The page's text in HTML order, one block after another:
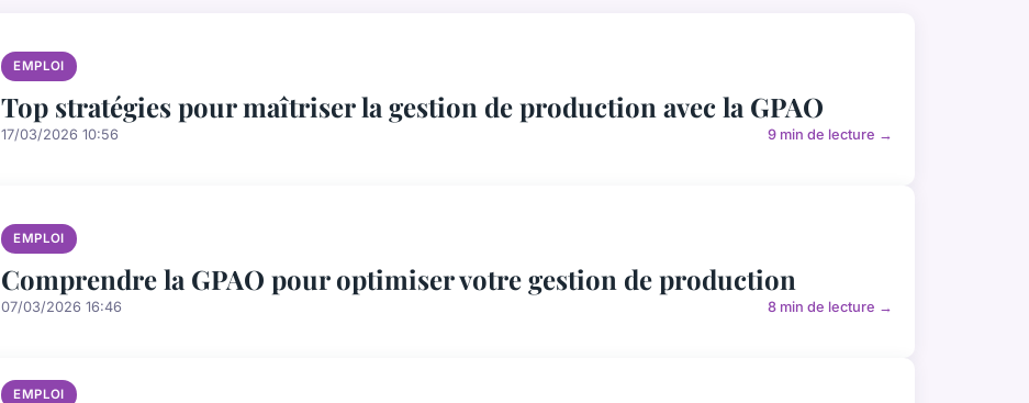
EMPLOI
Top stratégies pour maîtriser la gestion de production avec la GPAO
17/03/2026 10:56 9 min de lecture →
EMPLOI
Comprendre la GPAO pour optimiser votre gestion de production
07/03/2026 16:46 8 min de lecture →
EMPLOI